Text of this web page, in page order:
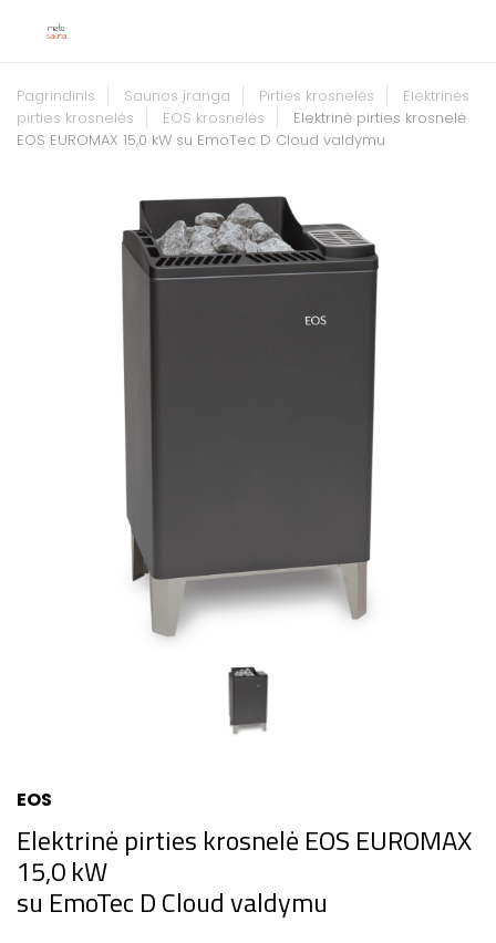
Pagrindinis Saunos įranga Pirties krosnelės
Elektrinės
pirties krosnelės
EOS krosnelės
Elektrinė pirties krosnelė
EOS EUROMAX 15,0 kW su EmoTec D Cloud valdymu
EOS
Elektrinė pirties krosnelė EOS EUROMAX
15,0 kW
su EmoTec D Cloud valdymu